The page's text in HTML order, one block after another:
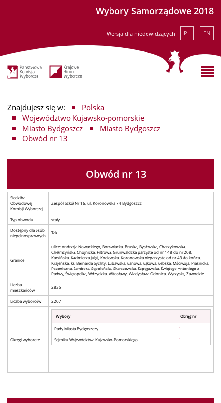
Wybory Samorządowe 2018
Wersja dla niedowidzących PL EN
Znajdujesz się w:
Polska
Województwo Kujawsko-pomorskie
Miasto Bydgoszcz
Miasto Bydgoszcz
Obwód nr 13
Obwód nr 13
Siedziba
Obwodowej
Komisji Wyborczej
Zespół Szkół Nr 16, ul. Koronowska 74 Bydgoszcz
Typ obwodu
stały
Dostępny dla osób
niepełnosprawnych
Tak
Granice
ulice: Andrzeja Nowackiego, Borowiacka, Bruska, Bysławska, Charzykowska,
Chełmżyńska, Chojnicka, Filtrowa, Grunwaldzka parzyste od nr 148 do nr 208,
Karsińska, Kazimierza Jułgi, Kociewska, Koronowska nieparzyste od nr 43 do końca,
Krajeńska, ks. Bernarda Sychty, Lubawska, Łanowa, Łąkowa, Łebska, Mściwoja, Piaśnicka,
Pszeniczna, Sambora, Sępoleńska, Skarszewska, Szpęgawska, Świętego Antoniego z
Padwy, Świętopełka, Wdzydzka, Witosławy, Władysława Odonica, Wyrzyska, Zawodzie
Liczba
mieszkańców
2835
Liczba wyborców 2207
Okręgi wyborcze
Wybory Okręg nr
Rady Miasta Bydgoszczy
1
Sejmiku Województwa Kujawsko-Pomorskiego
1